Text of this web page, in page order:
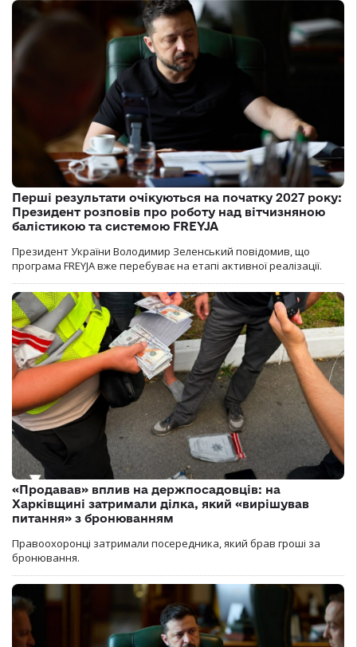
Перші результати очікуються на початку 2027 року:
Президент розповів про роботу над вітчизняною
балістикою та системою FREYJA
Президент України Володимир Зеленський повідомив, що
програма FREYJA вже перебуває на етапі активної реалізації.
«Продавав» вплив на держпосадовців: на
Харківщині затримали ділка, який «вирішував
питання» з бронюванням
Правоохоронці затримали посередника, який брав гроші за
бронювання.